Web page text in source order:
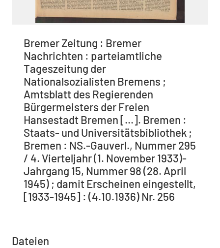
Bremer Zeitung : Bremer
Nachrichten : parteiamtliche
Tageszeitung der
Nationalsozialisten Bremens ;
Amtsblatt des Regierenden
Bürgermeisters der Freien
Hansestadt Bremen [...]. Bremen :
Staats- und Universitätsbibliothek ;
Bremen : NS.-Gauverl., Nummer 295
/ 4. Vierteljahr (1. November 1933)-
Jahrgang 15, Nummer 98 (28. April
1945) ; damit Erscheinen eingestellt,
[1933-1945] : (4.10.1936) Nr. 256
Dateien